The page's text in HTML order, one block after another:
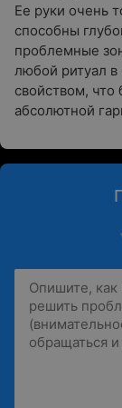
Ее руки очень
способны
проблемные
любой ритуал
свойством, что
абсолютной